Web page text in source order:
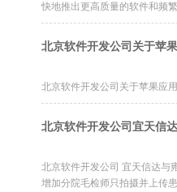
快地推出更高质量的软件和频
北京软件开发公司关于苹
北京软件开发公司关于苹果应
北京软件开发公司宜天信
北京软件开发公司 宜天信达与
增加分院毛检师只拍摄并上传